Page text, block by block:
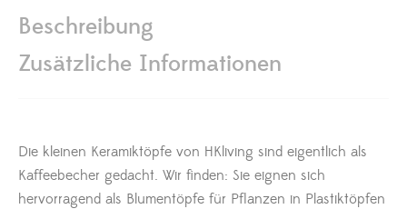
Beschreibung
Zusätzliche Informationen
Die kleinen Keramiktöpfe von HKliving sind eigentlich als
Kaffeebecher gedacht. Wir finden: Sie eignen sich
hervorragend als Blumentöpfe für Pflanzen in Plastiktöpfen